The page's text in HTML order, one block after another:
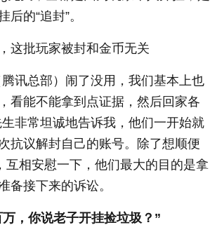
后的“追封”。
这批玩家被封和金币无关
讯总部）闹了没用，我们基本上也
看能不能拿到点证据，然后回家各
生非常坦诚地告诉我，他们一开始就
抗议解封自己的账号。除了想顺便
互相安慰一下，他们最大的目的是拿
备接下来的诉讼。
，你说老子开挂捡垃圾？”